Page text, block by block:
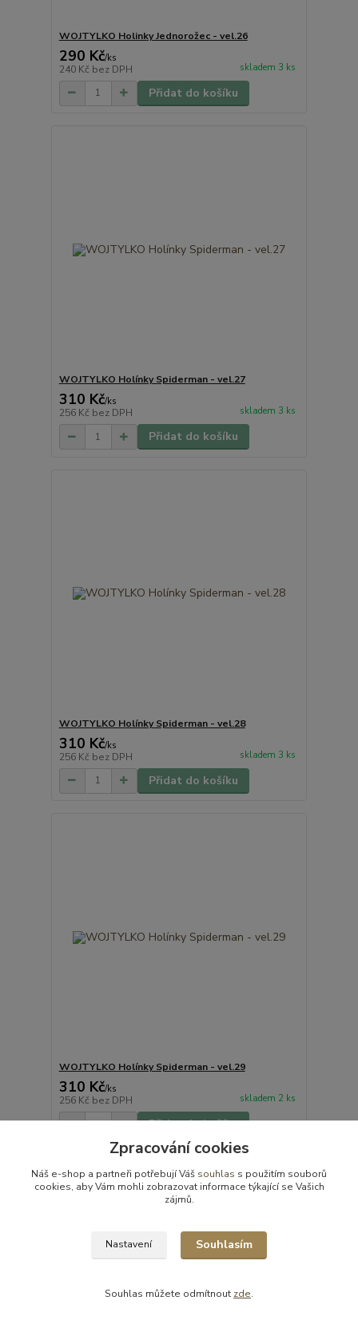
WOJTYLKO Holinky Jednorožec - vel.26
290 Kč/ks
240 Kč bez DPH skladem 3 ks
Přidat do košíku
WOJTYLKO Holínky Spiderman - vel.27
310 Kč/ks
256 Kč bez DPH skladem 3 ks
Přidat do košíku
WOJTYLKO Holínky Spiderman - vel.28
310 Kč/ks
256 Kč bez DPH skladem 3 ks
Přidat do košíku
WOJTYLKO Holínky Spiderman - vel.29
310 Kč/ks
256 Kč bez DPH skladem 2 ks
Přidat do košíku
Zpracování cookies
Náš e-shop a partneři potřebují Váš souhlas s použitím souborů
cookies, aby Vám mohli zobrazovat informace týkající se Vašich
zájmů.
Nastavení Souhlasím
Souhlas můžete odmítnout zde.